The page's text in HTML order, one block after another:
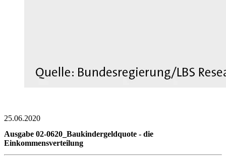
25.06.2020
Ausgabe 02-0620_Baukindergeldquote - die
Einkommensverteilung